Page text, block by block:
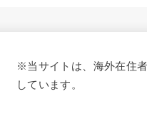
※当サイトは、海外在住
しています。